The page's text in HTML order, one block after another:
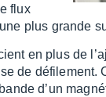
flux
plus grande
en plus de
de défi­le­ment.
d’un